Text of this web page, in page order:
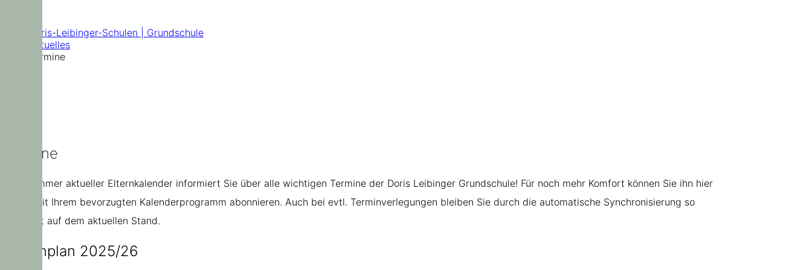
Doris-Leibinger-Schulen | Grundschule
Aktuelles
Termine
Termine
Unser immer aktueller Elternkalender informiert Sie über alle wichtigen Termine der Doris Leibinger Grundschule! Für noch mehr Komfort können Sie ihn hier
direkt mit Ihrem bevorzugten Kalenderprogramm abonnieren. Auch bei evtl. Terminverlegungen bleiben Sie durch die automatische Synchronisierung so
jederzeit auf dem aktuellen Stand.
Ferienplan 2025/26